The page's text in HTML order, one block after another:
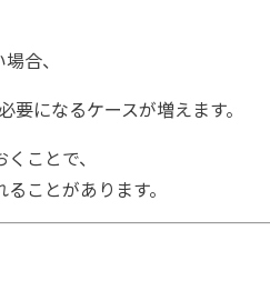
合、
要になるケースが増えます。
ことで、
ことがあります。